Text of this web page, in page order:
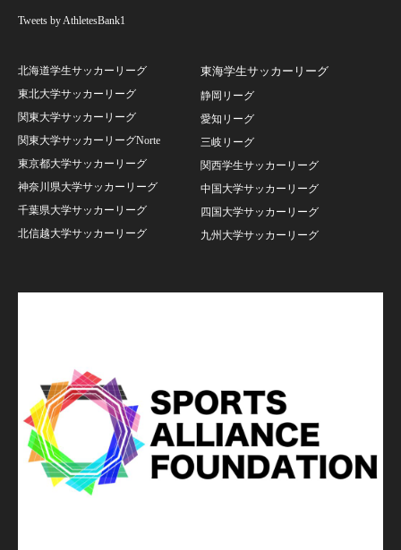
Tweets by AthletesBank1
北海道学生サッカーリーグ
東北大学サッカーリーグ
関東大学サッカーリーグ
関東大学サッカーリーグNorte
東京都大学サッカーリーグ
神奈川県大学サッカーリーグ
千葉県大学サッカーリーグ
北信越大学サッカーリーグ
東海学生サッカーリーグ
静岡リーグ
愛知リーグ
三岐リーグ
関西学生サッカーリーグ
中国大学サッカーリーグ
四国大学サッカーリーグ
九州大学サッカーリーグ